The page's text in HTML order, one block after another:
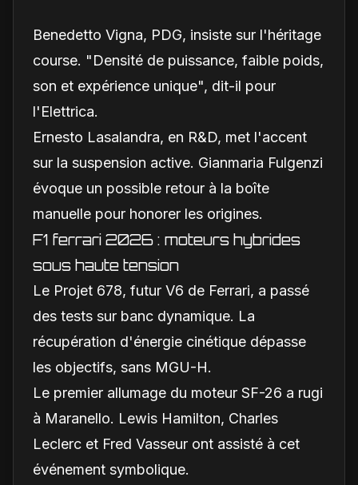
Benedetto Vigna, PDG, insiste sur l'héritage
course. "Densité de puissance, faible poids,
son et expérience unique", dit-il pour
l'Elettrica.
Ernesto Lasalandra, en R&D, met l'accent
sur la suspension active. Gianmaria Fulgenzi
évoque un possible retour à la boîte
manuelle pour honorer les origines.
F1 ferrari 2026 : moteurs hybrides
sous haute tension
Le Projet 678, futur V6 de Ferrari, a passé
des tests sur banc dynamique. La
récupération d'énergie cinétique dépasse
les objectifs, sans MGU-H.
Le premier allumage du moteur SF-26 a rugi
à Maranello. Lewis Hamilton, Charles
Leclerc et Fred Vasseur ont assisté à cet
événement symbolique.